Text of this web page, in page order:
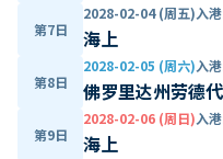
第7日
2028-02-04 (周五)入港
海上
第8日
2028-02-05 (周六)入港
佛罗里达州劳德
第9日
2028-02-06 (周日)入港
海上